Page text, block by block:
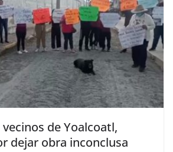
de Yoalcoatl,
dejar obra inconclusa